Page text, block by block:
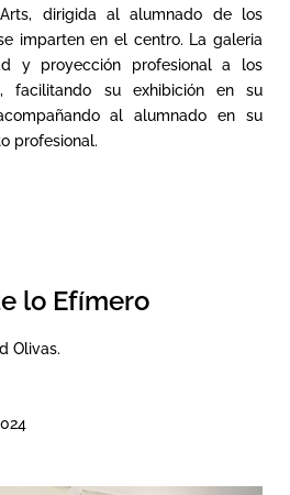
dirigida al alumnado de los
imparten en el centro. La galeria
y proyección profesional a los
facilitando su exhibición en su
al alumnado en su
profesional.
lo Efímero
Olivas.